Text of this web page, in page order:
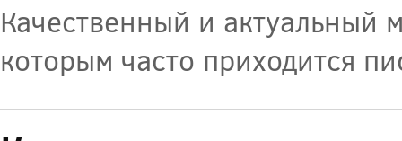
Качественный и актуальный
которым часто приходится